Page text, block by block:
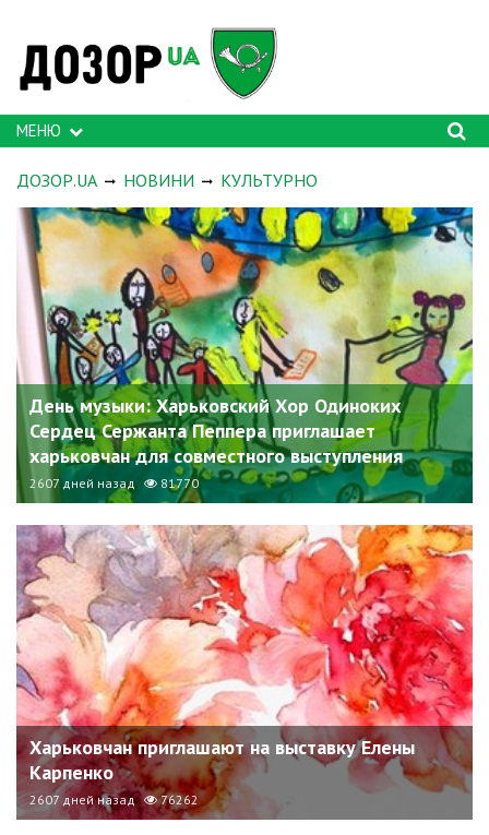
МЕНЮ
ДОЗОР.UA НОВИНИ КУЛЬТУРНО
День музыки: Харьковский Хор Одиноких
Сердец Сержанта Пеппера приглашает
харьковчан для совместного выступления
2607 дней назад 81770
Харьковчан приглашают на выставку Елены
Карпенко
2607 дней назад 76262